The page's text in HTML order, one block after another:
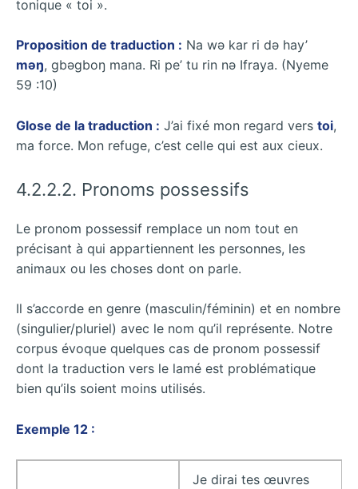
tonique « toi ».
Proposition de traduction : Na wǝ kar ri dǝ hay’
mǝŋ, gbǝgboŋ mana. Ri pe’ tu rin nǝ Ifraya. (Nyeme
59 :10)
Glose de la traduction : J’ai fixé mon regard vers toi,
ma force. Mon refuge, c’est celle qui est aux cieux.
4.2.2.2. Pronoms possessifs
Le pronom possessif remplace un nom tout en
précisant à qui appartiennent les personnes, les
animaux ou les choses dont on parle.
Il s’accorde en genre (masculin/féminin) et en nombre
(singulier/pluriel) avec le nom qu’il représente. Notre
corpus évoque quelques cas de pronom possessif
dont la traduction vers le lamé est problématique
bien qu’ils soient moins utilisés.
Exemple 12 :
Je dirai tes œuvres